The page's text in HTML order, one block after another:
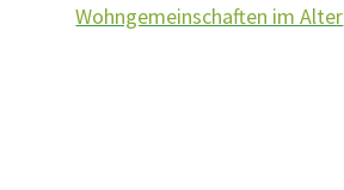
Wohngemeinschaften im Alter